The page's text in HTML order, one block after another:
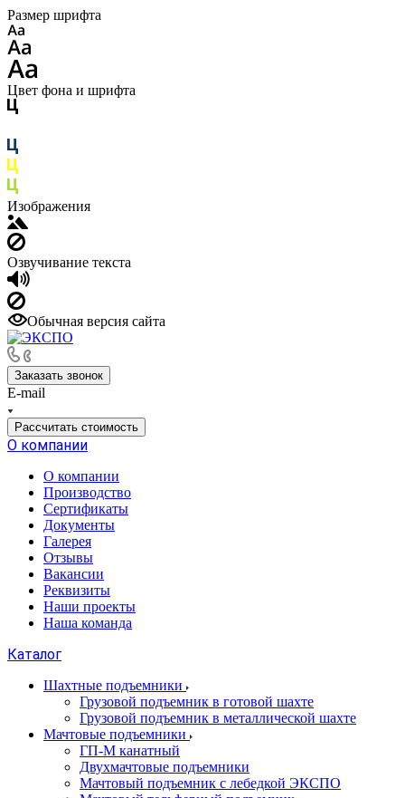
Размер шрифта
Цвет фона и шрифта
Изображения
Озвучивание текста
Обычная версия сайта
Заказать звонок
E-mail
Рассчитать стоимость
О компании
О компании
Производство
Сертификаты
Документы
Галерея
Отзывы
Вакансии
Реквизиты
Наши проекты
Наша команда
Каталог
Шахтные подъемники
Грузовой подъемник в готовой шахте
Грузовой подъемник в металлической шахте
Мачтовые подъемники
ГП-М канатный
Двухмачтовые подъемники
Мачтовый подъемник с лебедкой ЭКСПО